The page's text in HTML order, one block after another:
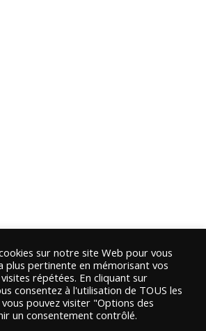
sur notre site Web pour vous
plus pertinente en mémorisant vos
répétées. En cliquant sur
consentez à l'utilisation de TOUS les
pouvez visiter "Options des
un consentement contrôlé.